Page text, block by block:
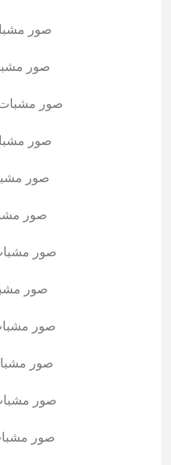
صور
صور
صور مشبات
صور
صور
صور
صور
صور
صور
صور
صور
صور